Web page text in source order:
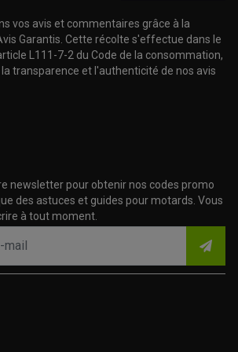
MOTO
ROUE
DIRECTION
SCOOTER PIAGGIO
SCOOTER SUZUKI
SCOOTER VESPA
SCOOTER YAMAHA
vos avis et commentaires grâce à la
Garantis. Cette récolte s'effectue dans le
L111-7-2 du Code de la consommation,
transparence et l'authenticité de nos avis
newsletter pour obtenir nos codes promo
des astuces et guides pour motards. Vous
à tout moment.